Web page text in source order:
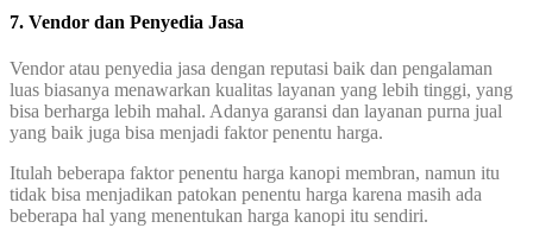
7. Vendor dan Penyedia Jasa
Vendor atau penyedia jasa dengan reputasi baik dan pengalaman
luas biasanya menawarkan kualitas layanan yang lebih tinggi, yang
bisa berharga lebih mahal. Adanya garansi dan layanan purna jual
yang baik juga bisa menjadi faktor penentu harga.
Itulah beberapa faktor penentu harga kanopi membran, namun itu
tidak bisa menjadikan patokan penentu harga karena masih ada
beberapa hal yang menentukan harga kanopi itu sendiri.